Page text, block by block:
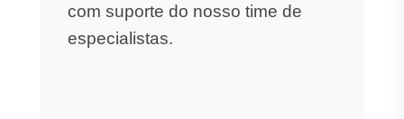
com suporte do nosso time de
especialistas.